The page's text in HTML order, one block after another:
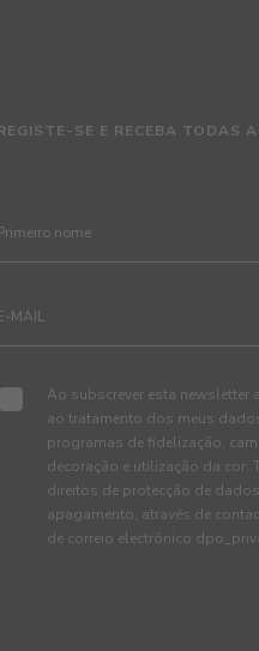
SE E RECEBA TODAS
Ao subscrever esta newsletter
ao tratamento dos meus
programas de fidelização,
decoração e utilização da cor.
direitos de protecção de
apagamento, através de
de correio electrónico